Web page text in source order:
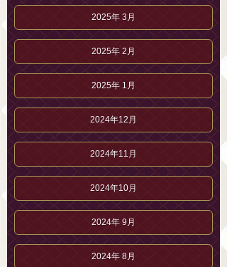
2025年 3月
2025年 2月
2025年 1月
2024年12月
2024年11月
2024年10月
2024年 9月
2024年 8月